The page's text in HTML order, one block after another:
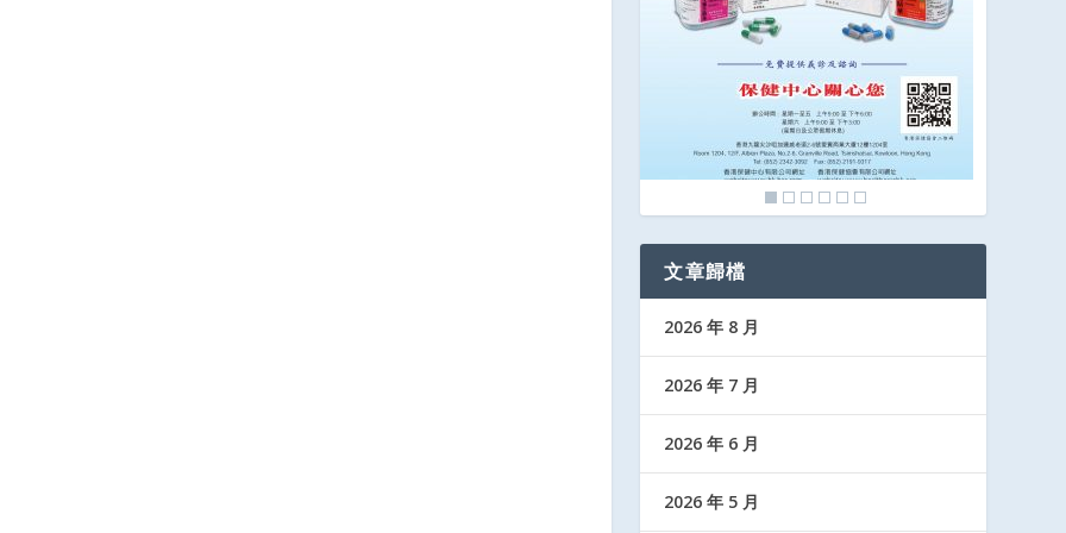
文章歸檔
2026 年 8 月
2026 年 7 月
2026 年 6 月
2026 年 5 月